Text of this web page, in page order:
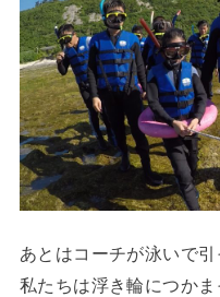
あとはコーチが泳いで
私たちは浮き輪につか